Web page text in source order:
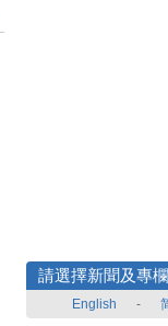
請選擇新聞及專
English -